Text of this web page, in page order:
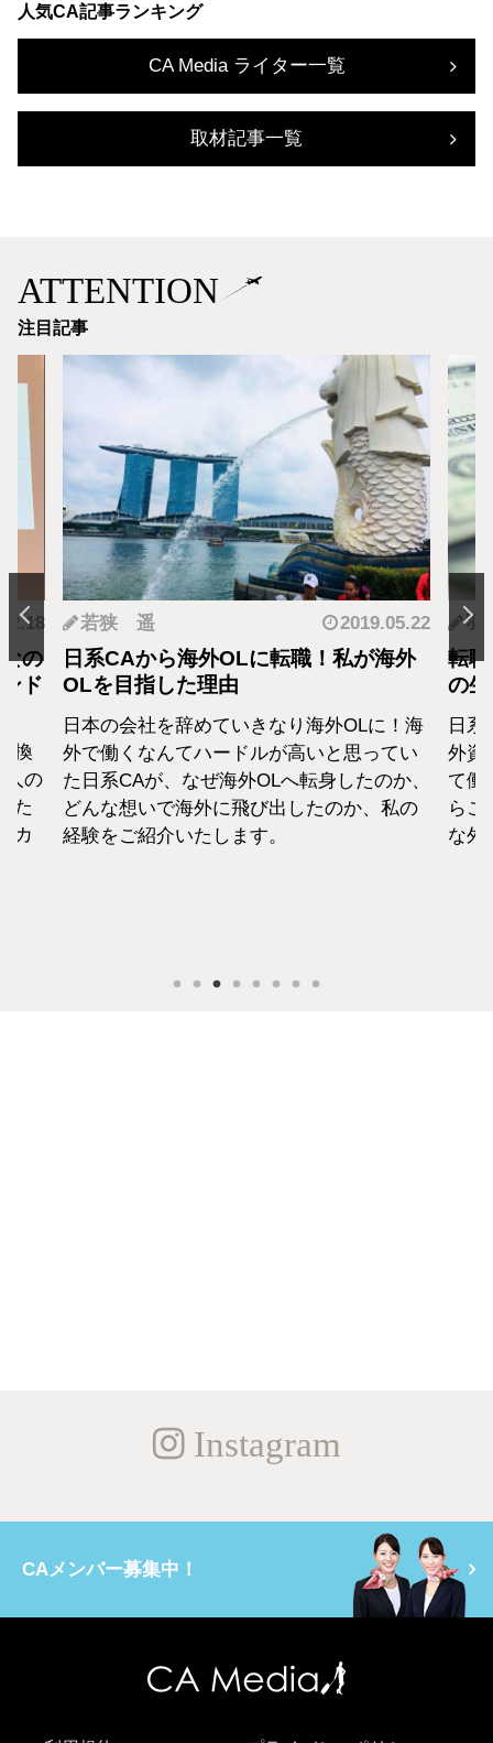
人気CA記事ランキング
CA Media ライター一覧
取材記事一覧
ATTENTION
注目記事
の
ド
換
人の
た
カ
若狭 遥 2019.05.22
日系CAから海外OLに転職！私が海外
OLを目指した理由
日本の会社を辞めていきなり海外OLに！海
外で働くなんてハードルが高いと思ってい
た日系CAが、なぜ海外OLへ転身したのか、
どんな想いで海外に飛び出したのか、私の
経験をご紹介いたします。
羽
転
の
日
外資
て働
らこ
な外
Instagram
CAメンバー募集中！